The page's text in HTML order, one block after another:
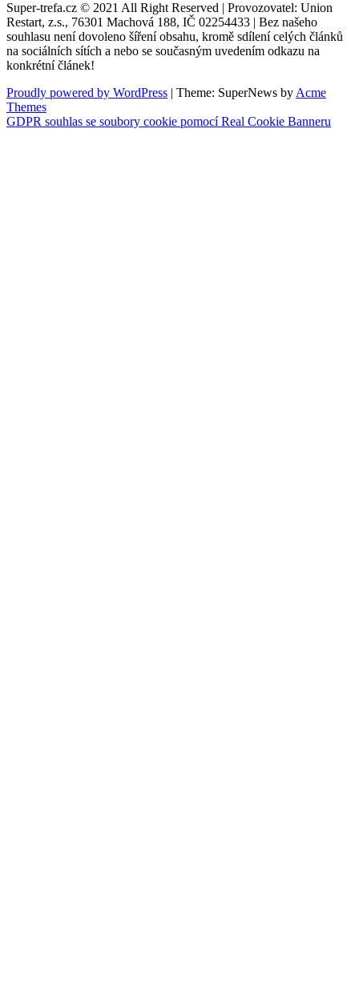
Super-trefa.cz © 2021 All Right Reserved | Provozovatel: Union
Restart, z.s., 76301 Machová 188, IČ 02254433 | Bez našeho
souhlasu není dovoleno šíření obsahu, kromě sdílení celých článků
na sociálních sítích a nebo se současným uvedením odkazu na
konkrétní článek!
Proudly powered by WordPress | Theme: SuperNews by Acme
Themes
GDPR souhlas se soubory cookie pomocí Real Cookie Banneru